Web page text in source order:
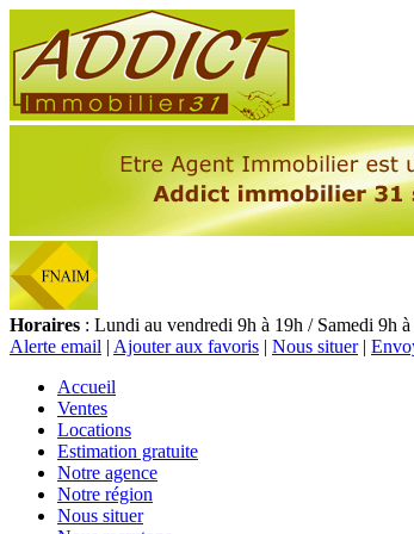
Horaires : Lundi au vendredi 9h à 19h / Samedi 9h à
Alerte email | Ajouter aux favoris | Nous situer|
Accueil
Ventes
Locations
Estimation gratuite
Notre agence
Notre région
Nous situer